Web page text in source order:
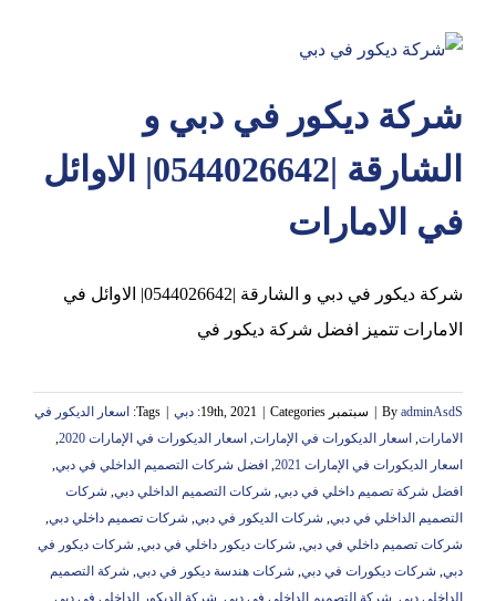
شركة ديكور في دبي و
الشارقة |0544026642| الاوائل
في الامارات
شركة ديكور في دبي و الشارقة |0544026642| الاوائل في
الامارات تتميز افضل شركة ديكور في
By adminAsdS سبتمبر 19th, 2021 Categories: دبي Tags:
اسعار الديكور في
الامارات, اسعار الديكورات في الإمارات, اسعار الديكورات في الإمارات 2020
,
اسعار الديكورات في الإمارات 2021
, افضل شركات التصميم الداخلي في دبي,
افضل شركة تصميم داخلي في دبي, شركات التصميم الداخلي دبي, شركات
التصميم الداخلي في دبي, شركات الديكور في دبي, شركات تصميم داخلي دبي,
شركات تصميم داخلي في دبي, شركات ديكور داخلي في دبي, شركات ديكور في
دبي, شركات ديكورات في دبي, شركات هندسة ديكور في دبي, شركة التصميم